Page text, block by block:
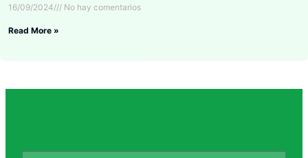
16/09/2024 No hay comentarios
Read More »